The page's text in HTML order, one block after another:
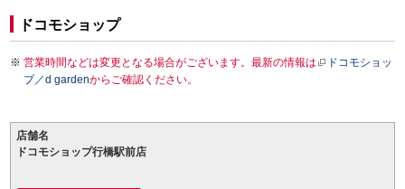
ドコモショップ
営業時間などは変更となる場合がございます。最新の情報は
ドコモショッ
プ／d gardenからご確認ください。
店舗名
ドコモショップ行橋駅前店